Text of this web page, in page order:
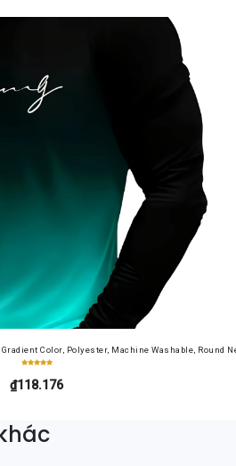
Color, Polyester, Machine Washable, Round
₫118.176